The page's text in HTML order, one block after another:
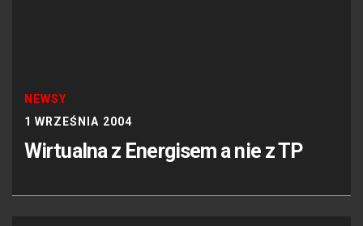
NEWSY
1 WRZEŚNIA 2004
Wirtualna z Energisem a nie z TP